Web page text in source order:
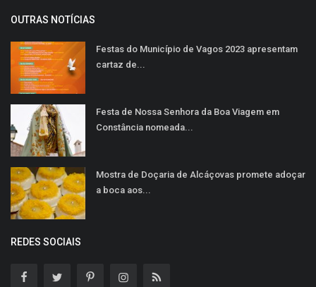
OUTRAS NOTÍCIAS
Festas do Município de Vagos 2023 apresentam
cartaz de...
Festa de Nossa Senhora da Boa Viagem em
Constância nomeada...
Mostra de Doçaria de Alcáçovas promete adoçar
a boca aos...
REDES SOCIAIS